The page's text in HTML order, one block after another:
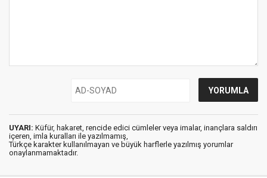
UYARI: Küfür, hakaret, rencide edici cümleler veya imalar, inançlara saldırı
içeren, imla kuralları ile yazılmamış,
Türkçe karakter kullanılmayan ve büyük harflerle yazılmış yorumlar
onaylanmamaktadır.